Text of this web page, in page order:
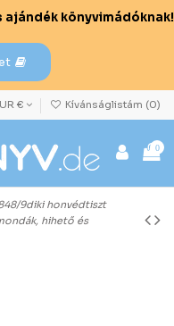
ajándék könyvimádóknak!
€ Kívánságlistám (0)
0
9diki honvédtiszt
hihető és